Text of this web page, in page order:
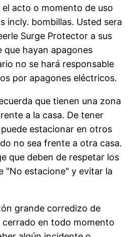
acto o momento de uso
incly. bombillas. Usted sera
Surge Protector a sus
que hayan apagones
no se hará responsable
por apagones eléctricos.
que tienen una zona
a la casa. De tener
estacionar en otros
no sea frente a otra casa.
que deben de respetar los
"No estacione" y evitar la
grande corredizo de
en todo momento